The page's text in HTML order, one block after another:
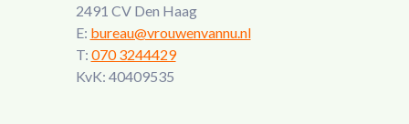
2491 CV Den Haag
E: bureau@vrouwenvannu.nl
T: 070 3244429
KvK: 40409535